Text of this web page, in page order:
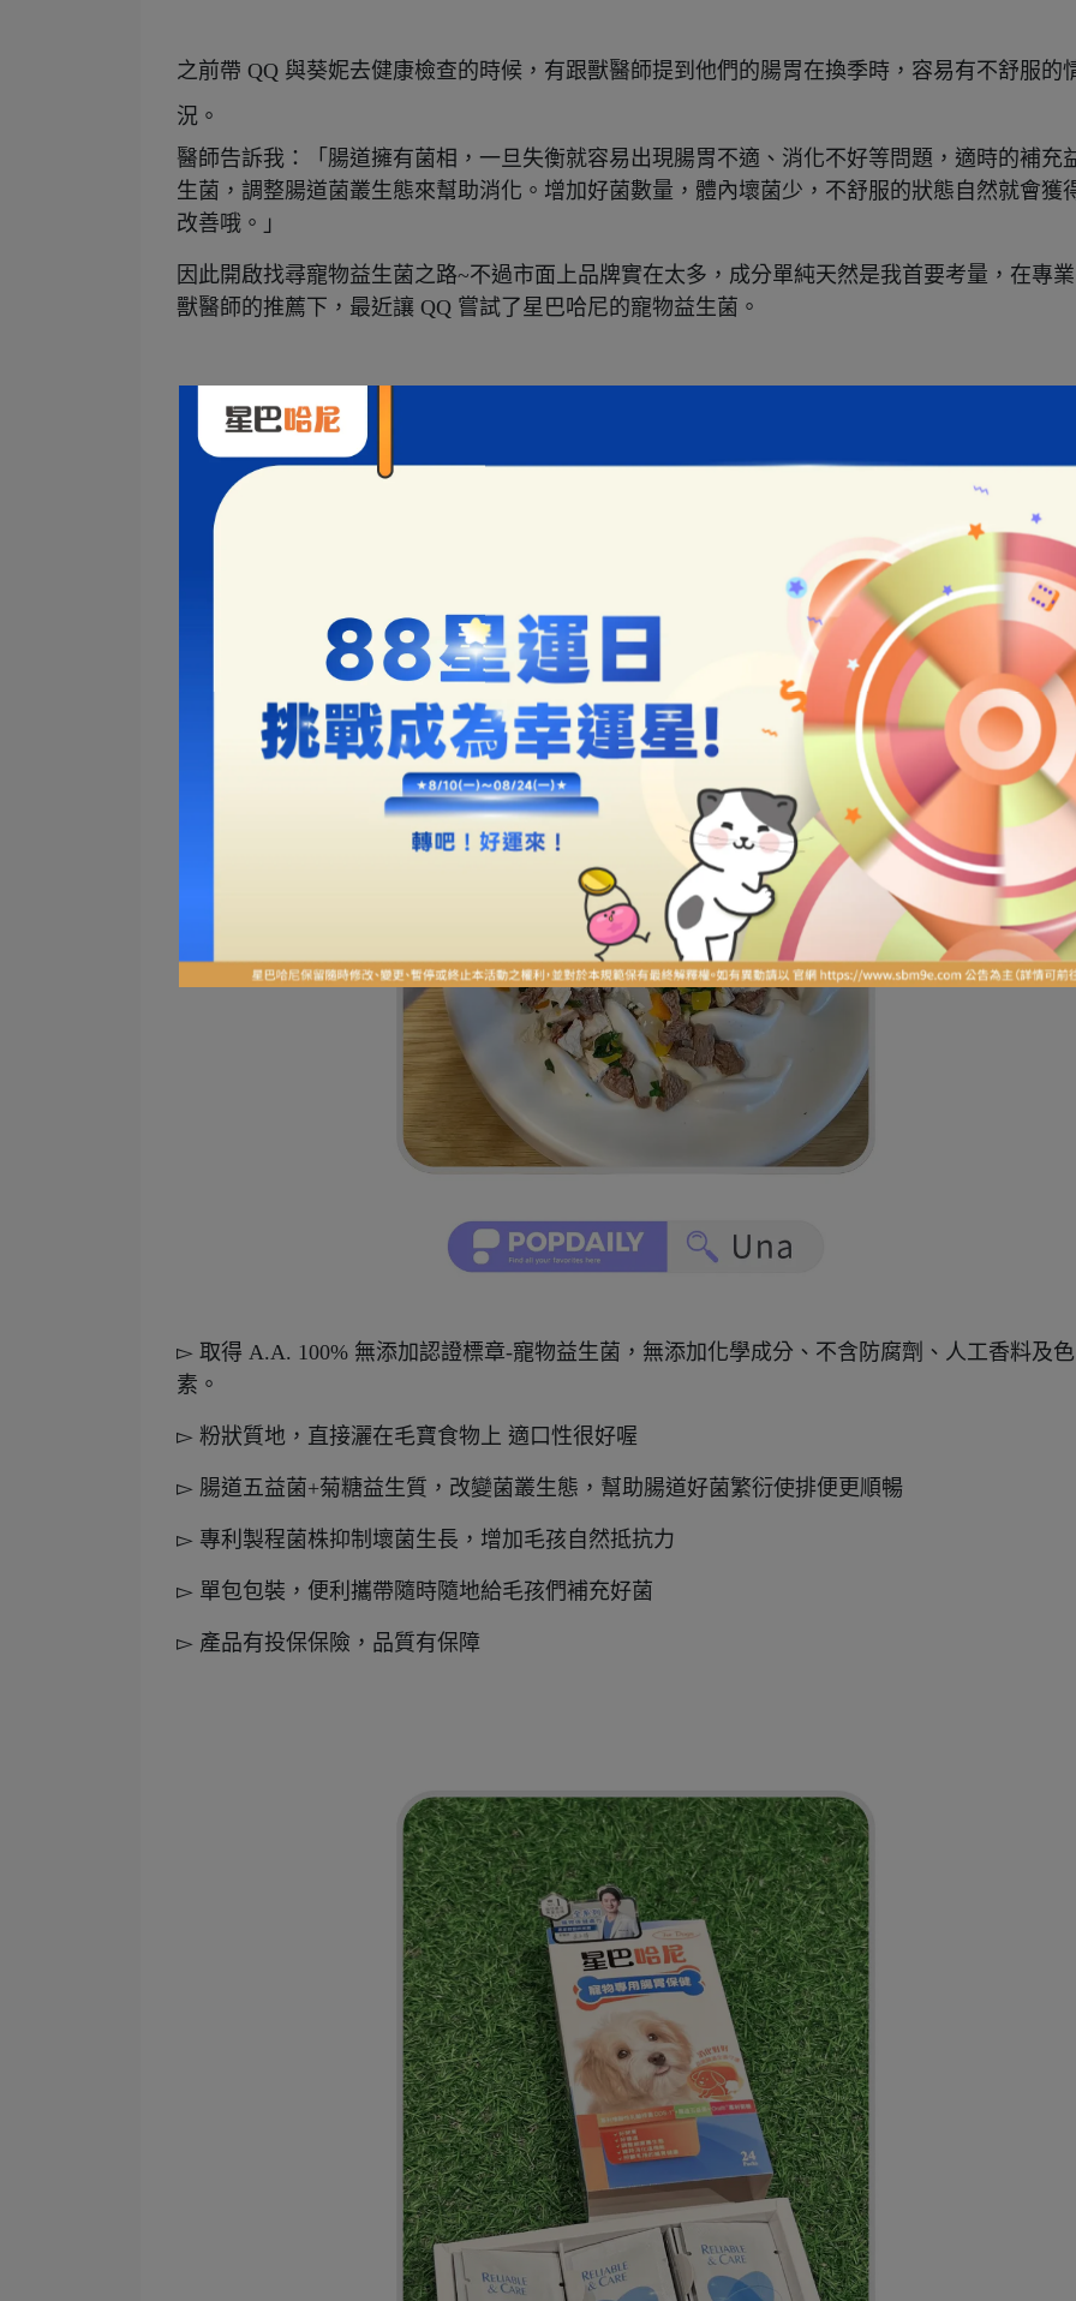
之前帶 QQ 與葵妮去健康檢查的時候，有跟獸醫師提到他們的腸胃在換季時，容易有不舒服的
況。
醫師告訴我：「腸道擁有菌相，一旦失衡就容易出現腸胃不適、消化不好等問題，適時的補充
生菌，調整腸道菌叢生態來幫助消化。增加好菌數量，體內壞菌少，不舒服的狀態自然就會獲
改善哦。」
因此開啟找尋寵物益生菌之路~不過市面上品牌實在太多，成分單純天然是我首要考量，在專業
獸醫師的推薦下，最近讓 QQ 嘗試了星巴哈尼的寵物益生菌。
▻ 取得 A.A. 100% 無添加認證標章-寵物益生菌，無添加化學成分、不含防腐劑、人工香料及色
素。
▻ 粉狀質地，直接灑在毛寶食物上 適口性很好喔
▻ 腸道五益菌+菊糖益生質，改變菌叢生態，幫助腸道好菌繁衍使排便更順暢
▻ 專利製程菌株抑制壞菌生長，增加毛孩自然抵抗力
▻ 單包包裝，便利攜帶隨時隨地給毛孩們補充好菌
▻ 產品有投保保險，品質有保障